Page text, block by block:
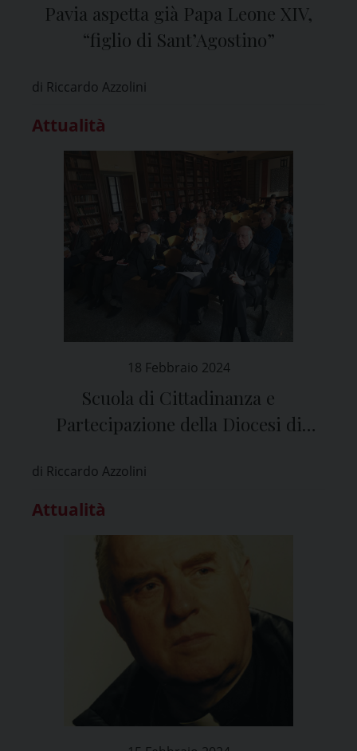
Pavia aspetta già Papa Leone XIV,
“figlio di Sant’Agostino”
di Riccardo Azzolini
Attualità
18 Febbraio 2024
Scuola di Cittadinanza e
Partecipazione della Diocesi di
Corrado Sanguineti
di Riccardo Azzolini
Attualità